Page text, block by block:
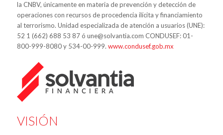
la CNBV, únicamente en materia de prevención y detección de
operaciones con recursos de procedencia ilícita y financiamiento
al terrorismo. Unidad especializada de atención a usuarios (UNE):
52 1 (662) 688 53 87 ó une@solvantia.com CONDUSEF: 01-
800-999-8080 y 534-00-999. www.condusef.gob.mx
VISIÓN